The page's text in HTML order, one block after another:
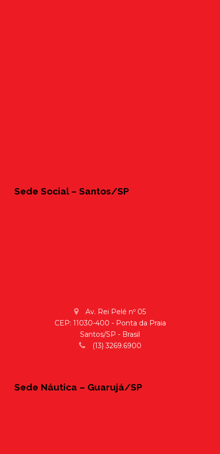
Sede Social – Santos/SP
Av. Rei Pelé nº 05
CEP: 11030-400 - Ponta da Praia
Santos/SP - Brasil
(13) 3269.6900
Sede Náutica – Guarujá/SP